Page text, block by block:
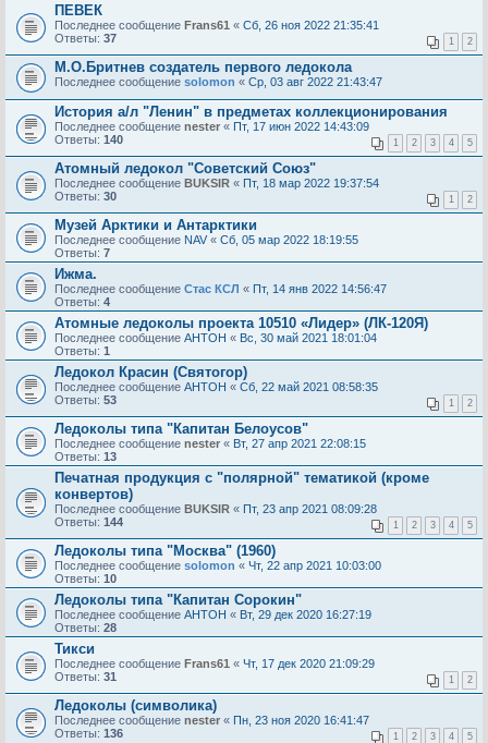
ПЕВЕК
Последнее сообщение Frans61 « Сб, 26 ноя 2022 21:35:41
Ответы: 37 1 2
М.О.Бритнев создатель первого ледокола
Последнее сообщение solomon « Ср, 03 авг 2022 21:43:47
История а/л "Ленин" в предметах коллекционирования
Последнее сообщение nester « Пт, 17 июн 2022 14:43:09
Ответы: 140 1 2 3 4 5
Атомный ледокол "Советский Союз"
Последнее сообщение BUKSIR « Пт, 18 мар 2022 19:37:54
Ответы: 30 1 2
Музей Арктики и Антарктики
Последнее сообщение NAV « Сб, 05 мар 2022 18:19:55
Ответы: 7
Ижма.
Последнее сообщение Стас КСЛ « Пт, 14 янв 2022 14:56:47
Ответы: 4
Атомные ледоколы проекта 10510 «Лидер» (ЛК-120Я)
Последнее сообщение AHTOH « Вс, 30 май 2021 18:01:04
Ответы: 1
Ледокол Красин (Святогор)
Последнее сообщение AHTOH « Сб, 22 май 2021 08:58:35
Ответы: 53 1 2
Ледоколы типа "Капитан Белоусов"
Последнее сообщение nester « Вт, 27 апр 2021 22:08:15
Ответы: 13
Печатная продукция с "полярной" тематикой (кроме
конвертов)
Последнее сообщение BUKSIR « Пт, 23 апр 2021 08:09:28
Ответы: 144 1 2 3 4 5
Ледоколы типа "Москва" (1960)
Последнее сообщение solomon « Чт, 22 апр 2021 10:03:00
Ответы: 10
Ледоколы типа "Капитан Сорокин"
Последнее сообщение AHTOH « Вт, 29 дек 2020 16:27:19
Ответы: 28
Тикси
Последнее сообщение Frans61 « Чт, 17 дек 2020 21:09:29
Ответы: 31 1 2
Ледоколы (символика)
Последнее сообщение nester « Пн, 23 ноя 2020 16:41:47
Ответы: 136 1 2 3 4 5